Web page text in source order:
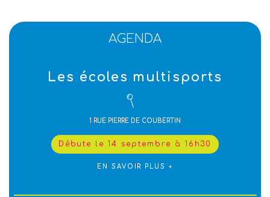
AGENDA
Les écoles multisports
1 RUE PIERRE DE COUBERTIN
Débute le 14 septembre à 16h30
EN SAVOIR PLUS +